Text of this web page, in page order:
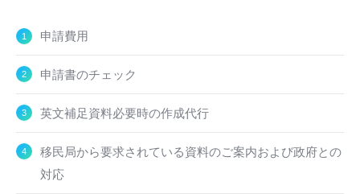
申請費用
申請書のチェック
英文補足資料必要時の作成代行
移民局から要求されている資料のご案内および政府との
対応